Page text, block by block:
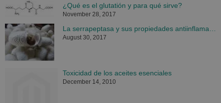
¿Qué es el glutatión y para qué sirve?
November 28, 2017
August 30, 2017
Toxicidad de los aceites esenciales
December 14, 2010